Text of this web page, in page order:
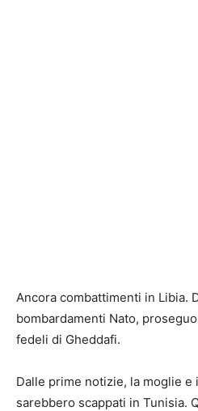
Ancora combattimenti in Libia.
bombardamenti Nato,
fedeli di Gheddafi.
Dalle prime notizie, la moglie
sarebbero scappati in Tunisia.